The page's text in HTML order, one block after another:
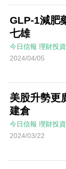
GLP-1減肥
七雄
今日信報 理財投資
2024/04/05
美股升勢更
建倉
今日信報 理財投資
2024/03/22